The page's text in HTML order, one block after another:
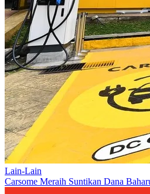
Lain-Lain
Carsome Meraih Suntikan Dana